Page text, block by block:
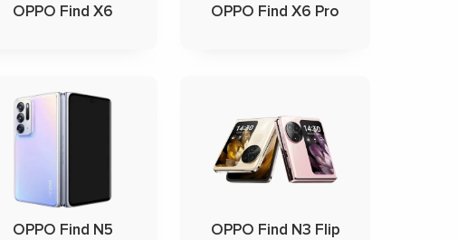
OPPO Find X6 OPPO Find X6 Pro
OPPO Find N5 OPPO Find N3 Flip